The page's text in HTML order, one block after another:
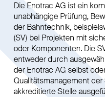
Die Enotrac AG ist ein
unabhängige Prüfung,
der Bahntechnik,
(SV) bei Projekten mit
oder Komponenten. Die
entweder durch
der Enotrac AG selbst
Qualitätsmanagement der
akkreditierte Stelle